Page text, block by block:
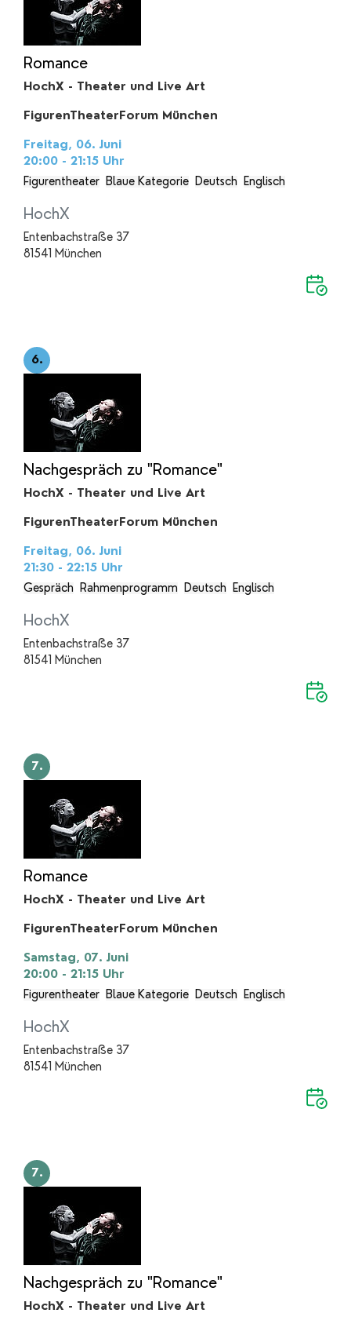
Romance
HochX - Theater und Live Art
FigurenTheaterForum München
Freitag, 06. Juni
20:00 - 21:15 Uhr
Figurentheater Blaue Kategorie Deutsch Englisch
HochX
Entenbachstraße 37
81541 München
6.
Nachgespräch zu "Romance"
HochX - Theater und Live Art
FigurenTheaterForum München
Freitag, 06. Juni
21:30 - 22:15 Uhr
Gespräch
Rahmenprogramm Deutsch Englisch
HochX
Entenbachstraße 37
81541 München
7.
Romance
HochX - Theater und Live Art
FigurenTheaterForum München
Samstag, 07. Juni
20:00 - 21:15 Uhr
Figurentheater Blaue Kategorie Deutsch Englisch
HochX
Entenbachstraße 37
81541 München
7.
Nachgespräch zu "Romance"
HochX - Theater und Live Art